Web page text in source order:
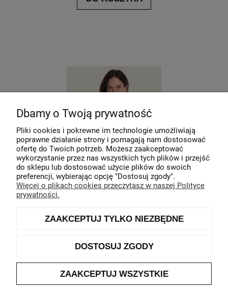
Dzianinowy top Gerry Weber biały
Producent: Gerry Weber
Dbamy o Twoją prywatność
Pliki cookies i pokrewne im technologie umożliwiają
poprawne działanie strony i pomagają nam dostosować
ofertę do Twoich potrzeb. Możesz zaakceptować
wykorzystanie przez nas wszystkich tych plików i przejść
do sklepu lub dostosować użycie plików do swoich
preferencji, wybierając opcję "Dostosuj zgody".
Więcej o plikach cookies przeczytasz w naszej Polityce
prywatności.
ZAAKCEPTUJ TYLKO NIEZBĘDNE
DOSTOSUJ ZGODY
ZAAKCEPTUJ WSZYSTKIE